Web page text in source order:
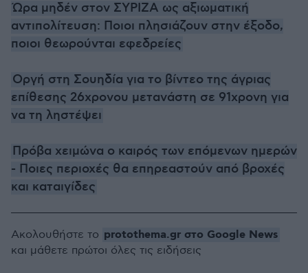
Ώρα μηδέν στον ΣΥΡΙΖΑ ως αξιωματική
αντιπολίτευση: Ποιοι πλησιάζουν στην έξοδο,
ποιοι θεωρούνται εφεδρείες
Οργή στη Σουηδία για το βίντεο της άγριας
επίθεσης 26χρονου μετανάστη σε 91χρονη για
να τη ληστέψει
Πρόβα χειμώνα ο καιρός των επόμενων ημερών
- Ποιες περιοχές θα επηρεαστούν από βροχές
και καταιγίδες
Ακολουθήστε το protothema.gr στο Google News
και μάθετε πρώτοι όλες τις ειδήσεις